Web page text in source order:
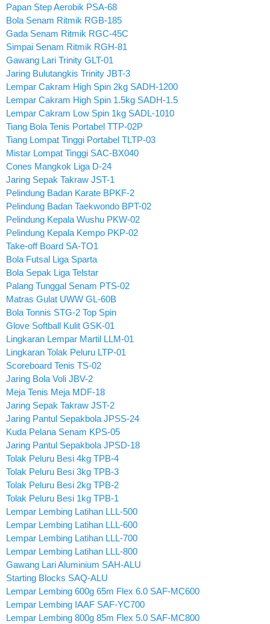
Papan Step Aerobik PSA-68
Bola Senam Ritmik RGB-185
Gada Senam Ritmik RGC-45C
Simpai Senam Ritmik RGH-81
Gawang Lari Trinity GLT-01
Jaring Bulutangkis Trinity JBT-3
Lempar Cakram High Spin 2kg SADH-1200
Lempar Cakram High Spin 1.5kg SADH-1.5
Lempar Cakram Low Spin 1kg SADL-1010
Tiang Bola Tenis Portabel TTP-02P
Tiang Lompat Tinggi Portabel TLTP-03
Mistar Lompat Tinggi SAC-BX040
Cones Mangkok Liga D-24
Jaring Sepak Takraw JST-1
Pelindung Badan Karate BPKF-2
Pelindung Badan Taekwondo BPT-02
Pelindung Kepala Wushu PKW-02
Pelindung Kepala Kempo PKP-02
Take-off Board SA-TO1
Bola Futsal Liga Sparta
Bola Sepak Liga Telstar
Palang Tunggal Senam PTS-02
Matras Gulat UWW GL-60B
Bola Tonnis STG-2 Top Spin
Glove Softball Kulit GSK-01
Lingkaran Lempar Martil LLM-01
Lingkaran Tolak Peluru LTP-01
Scoreboard Tenis TS-02
Jaring Bola Voli JBV-2
Meja Tenis Meja MDF-18
Jaring Sepak Takraw JST-2
Jaring Pantul Sepakbola JPSS-24
Kuda Pelana Senam KPS-05
Jaring Pantul Sepakbola JPSD-18
Tolak Peluru Besi 4kg TPB-4
Tolak Peluru Besi 3kg TPB-3
Tolak Peluru Besi 2kg TPB-2
Tolak Peluru Besi 1kg TPB-1
Lempar Lembing Latihan LLL-500
Lempar Lembing Latihan LLL-600
Lempar Lembing Latihan LLL-700
Lempar Lembing Latihan LLL-800
Gawang Lari Aluminium SAH-ALU
Starting Blocks SAQ-ALU
Lempar Lembing 600g 65m Flex 6.0 SAF-MC600
Lempar Lembing IAAF SAF-YC700
Lempar Lembing 800g 85m Flex 5.0 SAF-MC800